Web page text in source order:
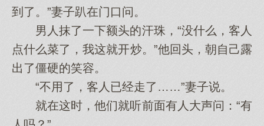
到了。”妻子趴在门口问。
男人抹了一下额头的汗珠，“没什么，客人
点什么菜了，我这就开炒。”他回头，朝自己露
出了僵硬的笑容。
“不用了，客人已经走了……”妻子说。
就在这时，他们就听前面有人大声问：“有